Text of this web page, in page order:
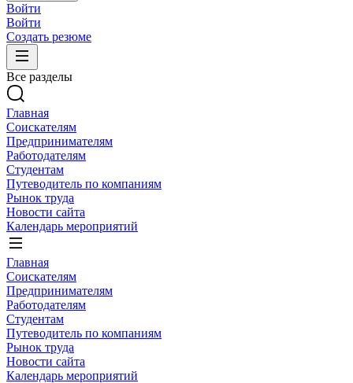
Войти
Войти
Создать резюме
Все разделы
Главная
Соискателям
Предпринимателям
Работодателям
Студентам
Путеводитель по компаниям
Рынок труда
Новости сайта
Календарь мероприятий
Главная
Соискателям
Предпринимателям
Работодателям
Студентам
Путеводитель по компаниям
Рынок труда
Новости сайта
Календарь мероприятий